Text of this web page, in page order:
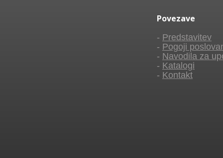
Povezave
- Predstavitev
- Pogoji
- Navodila za
- Katalogi
- Kontakt